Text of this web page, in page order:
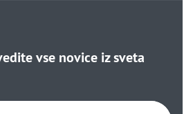
vse novice iz sveta